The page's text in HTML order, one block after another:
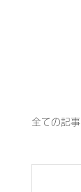
全ての記事